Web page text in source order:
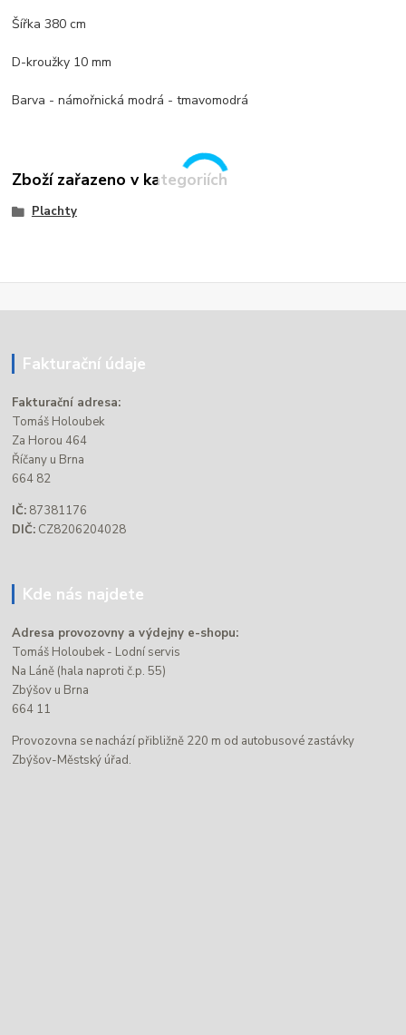
Šířka 380 cm
D-kroužky 10 mm
Barva - námořnická modrá - tmavomodrá
Zboží zařazeno v kategoriích
Plachty
Fakturační údaje
Fakturační adresa:
Tomáš Holoubek
Za Horou 464
Říčany u Brna
664 82
IČ: 87381176
DIČ: CZ8206204028
Kde nás najdete
Adresa provozovny a výdejny e-shopu:
Tomáš Holoubek - Lodní servis
Na Láně (hala naproti č.p. 55)
Zbýšov u Brna
664 11
Provozovna se nachází přibližně 220 m od autobusové zastávky
Zbýšov-Městský úřad.